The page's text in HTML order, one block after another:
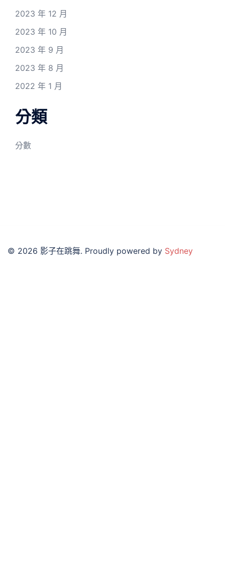
2023 年 12 月
2023 年 10 月
2023 年 9 月
2023 年 8 月
2022 年 1 月
分類
分數
© 2026 影子在跳舞. Proudly powered by Sydney